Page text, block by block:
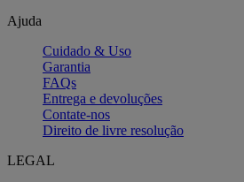
Ajuda
Cuidado & Uso
Garantia
FAQs
Entrega e devoluções
Contate-nos
Direito de livre resolução
LEGAL